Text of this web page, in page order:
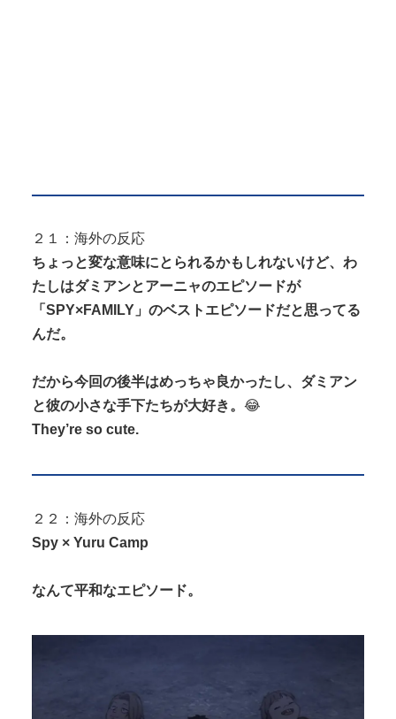
２１：海外の反応
ちょっと変な意味にとられるかもしれないけど、わ
たしはダミアンとアーニャのエピソードが
「SPY×FAMILY」のベストエピソードだと思ってる
んだ。
だから今回の後半はめっちゃ良かったし、ダミアン
と彼の小さな手下たちが大好き。 😂
They’re so cute.
２２：海外の反応
Spy × Yuru Camp
なんて平和なエピソード。